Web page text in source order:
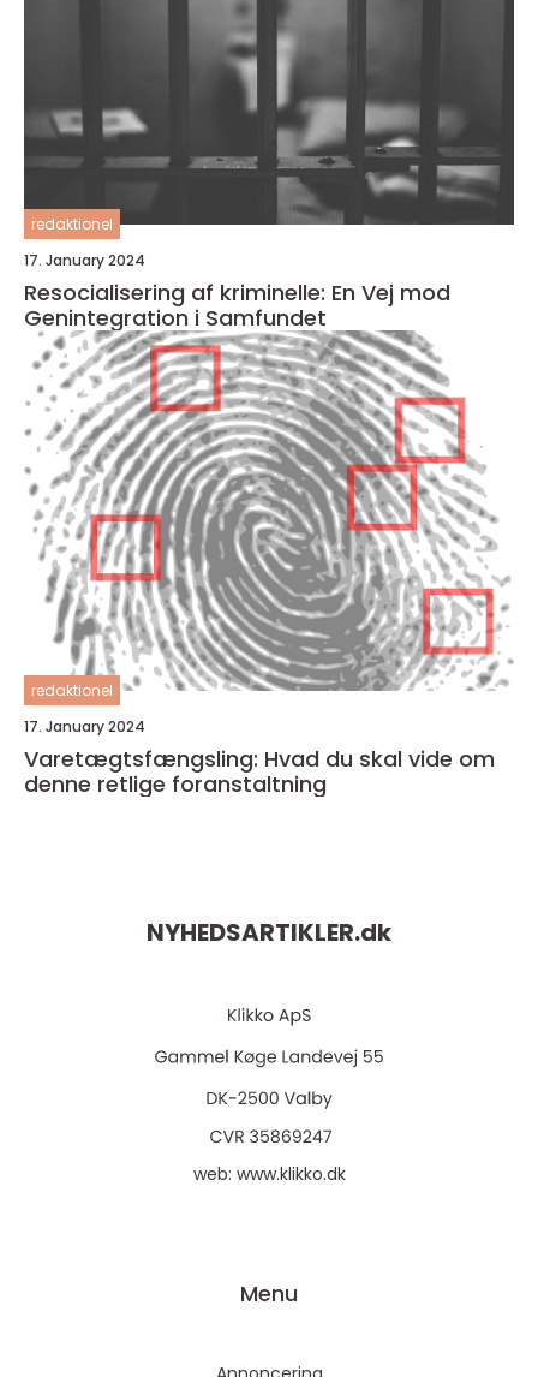
redaktionel
17. January 2024
Resocialisering af kriminelle: En Vej mod
Genintegration i Samfundet
redaktionel
17. January 2024
Varetægtsfængsling: Hvad du skal vide om
denne retlige foranstaltning
NYHEDSARTIKLER.dk
web: www.klikko.dk
Menu